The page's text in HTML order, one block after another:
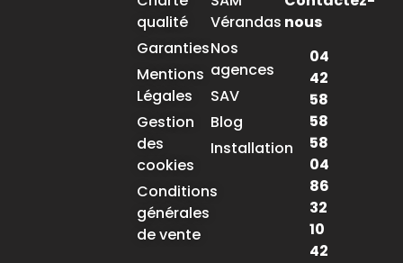
qualité
Garanties
Mentions
Légales
Gestion
des
cookies
Conditions
générales
de vente
Vérandas
Nos
agences
SAV
Blog
Installation
nous
04
42
58
58
58
04
86
32
10
42